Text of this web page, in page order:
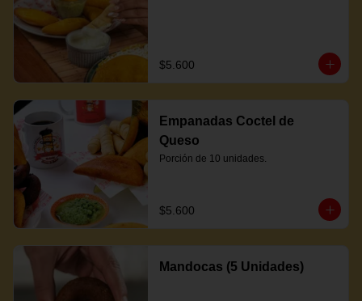
$5.600
Empanadas Coctel de
Queso
Porción de 10 unidades.
$5.600
Mandocas (5 Unidades)